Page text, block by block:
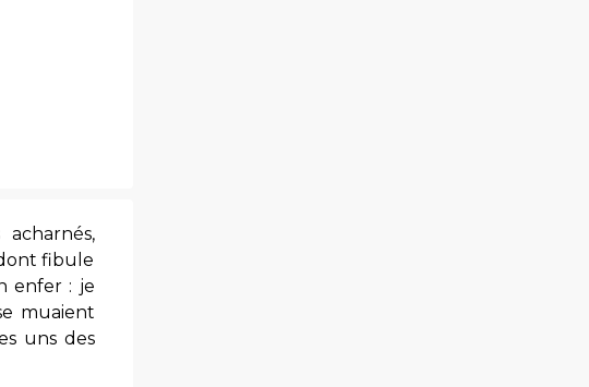
fibule
enfer : je
muaient
uns des